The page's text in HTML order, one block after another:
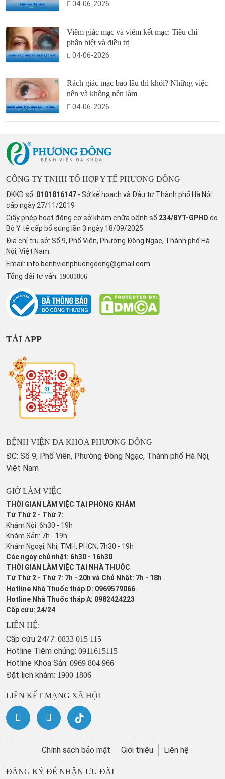
04-06-2026
Viêm giác mạc và viêm kết mạc: Tiêu chí
phân biệt và điều trị
04-06-2026
Rách giác mạc bao lâu thì khỏi? Những việc
nên và không nên làm
04-06-2026
CÔNG TY TNHH TỔ HỢP Y TẾ PHƯƠNG ĐÔNG
ĐKKD số: 0101816147 - Sở kế hoạch và Đầu tư Thành phố Hà Nội
cấp ngày 27/11/2019
Giấy phép hoạt động cơ sở khám chữa bệnh số 234/BYT-GPHD do
Bộ Y tế cấp bổ sung lần 3 ngày 18/09/2025
Địa chỉ trụ sở: Số 9, Phố Viên, Phường Đông Ngạc, Thành phố Hà
Nội, Việt Nam
Email: info.benhvienphuongdong@gmail.com
Tổng đài tư vấn: 19001806
TẢI APP
BỆNH VIỆN ĐA KHOA PHƯƠNG ĐÔNG
ĐC: Số 9, Phố Viên, Phường Đông Ngạc, Thành phố Hà Nội,
Việt Nam
GIỜ LÀM VIỆC
THỜI GIAN LÀM VIỆC TẠI PHÒNG KHÁM
Từ Thứ 2 - Thứ 7:
Khám Nội: 6h30 - 19h
Khám Sản: 7h - 19h
Khám Ngoại, Nhi, TMH, PHCN: 7h30 - 19h
Các ngày chủ nhật: 6h30 - 16h30
THỜI GIAN LÀM VIỆC TẠI NHÀ THUỐC
Từ Thứ 2 - Thứ 7: 7h - 20h và Chủ Nhật: 7h - 18h
Hotline Nhà Thuốc tháp D: 0969579066
Hotline Nhà Thuốc tháp A: 0982424223
Cấp cứu: 24/24
LIÊN HỆ:
Cấp cứu 24/7: 0833 015 115
Hotline Tiêm chủng: 0911615115
Hotline Khoa Sản: 0969 804 966
Đặt lịch khám: 1900 1806
LIÊN KẾT MẠNG XÃ HỘI
Chính sách bảo mật Giới thiệu Liên hệ
ĐĂNG KÝ ĐỂ NHẬN ƯU ĐÃI